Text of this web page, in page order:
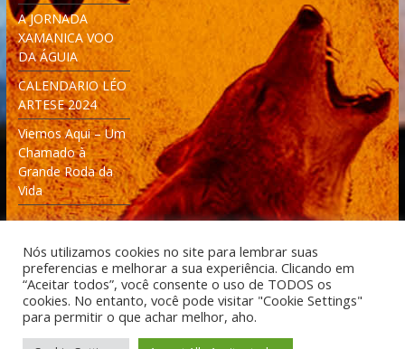
A JORNADA
XAMANICA VOO
DA ÁGUIA
CALENDARIO LÉO
ARTESE 2024
Viemos Aqui – Um
Chamado à
Grande Roda da
Vida
Desenvolvido: Moleculas4D - Engenharia Espacial e
Tecnologia [moleculas4d.com.br]
Nós utilizamos cookies no site para lembrar suas
preferencias e melhorar a sua experiência. Clicando em
“Aceitar todos”, você consente o uso de TODOS os
cookies. No entanto, você pode visitar "Cookie Settings"
para permitir o que achar melhor, aho.